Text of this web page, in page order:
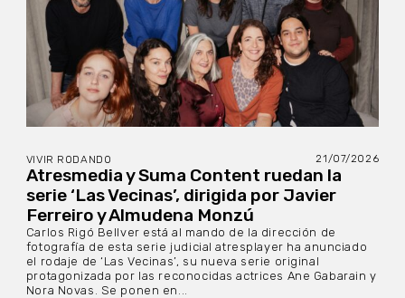
VIVIR RODANDO 21/07/2026
Atresmedia y Suma Content ruedan la
serie ‘Las Vecinas’, dirigida por Javier
Ferreiro y Almudena Monzú
Carlos Rigó Bellver está al mando de la dirección de
fotografía de esta serie judicial atresplayer ha anunciado
el rodaje de ‘Las Vecinas’, su nueva serie original
protagonizada por las reconocidas actrices Ane Gabarain y
Nora Novas. Se ponen en...